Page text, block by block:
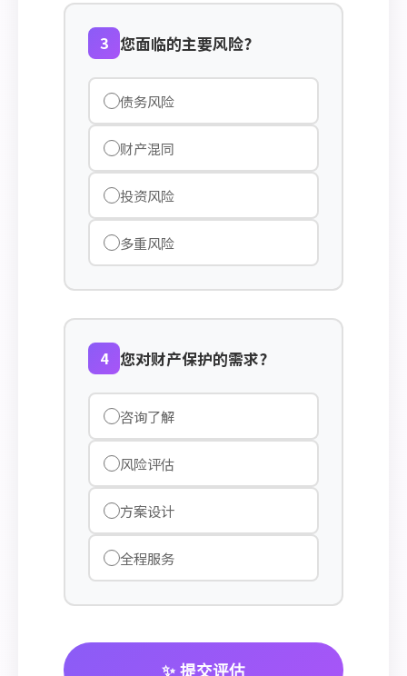
3 您面临的主要风险?
债务风险
财产混同
投资风险
多重风险
4 您对财产保护的需求?
咨询了解
风险评估
方案设计
全程服务
✨ 提交评估